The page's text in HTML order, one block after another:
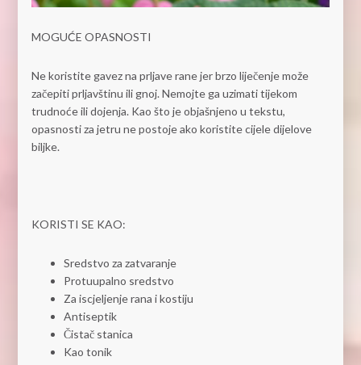
MOGUĆE OPASNOSTI
Ne koristite gavez na prljave rane jer brzo liječenje može
začepiti prljavštinu ili gnoj. Nemojte ga uzimati tijekom
trudnoće ili dojenja. Kao što je objašnjeno u tekstu,
opasnosti za jetru ne postoje ako koristite cijele dijelove
biljke.
KORISTI SE KAO:
Sredstvo za zatvaranje
Protuupalno sredstvo
Za iscjeljenje rana i kostiju
Antiseptik
Čistač stanica
Kao tonik